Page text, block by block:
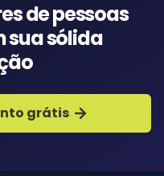
de pessoas
sua sólida
grátis